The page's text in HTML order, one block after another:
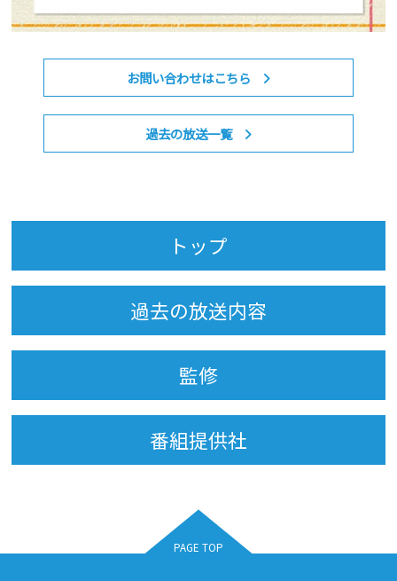
お問い合わせはこちら
過去の放送一覧
トップ
過去の放送内容
監修
番組提供社
PAGE TOP